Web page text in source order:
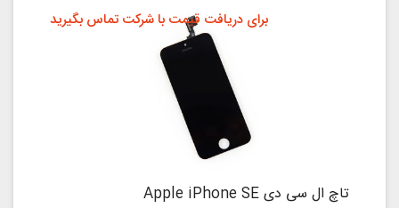
تاچ ال سی دی Apple iPhone SE
برای دریافت قیمت با شرکت تماس بگیرید